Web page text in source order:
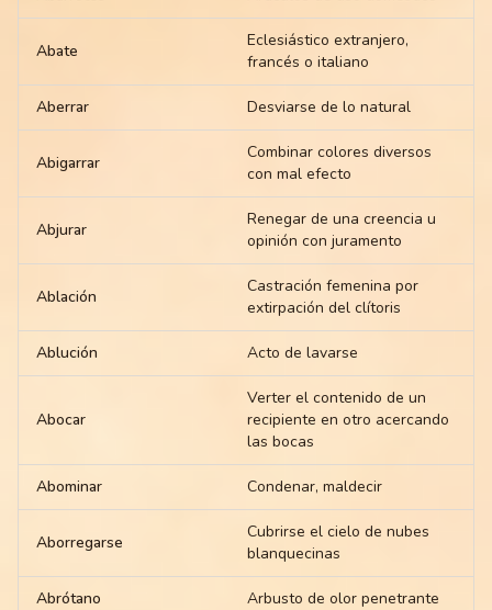
Abate
Eclesiástico extranjero,
francés o italiano
Aberrar Desviarse de lo natural
Abigarrar
Combinar colores diversos
con mal efecto
Abjurar
Renegar de una creencia u
opinión con juramento
Ablación
Castración femenina por
extirpación del clítoris
Ablución Acto de lavarse
Abocar
Verter el contenido de un
recipiente en otro acercando
las bocas
Abominar Condenar, maldecir
Aborregarse
Cubrirse el cielo de nubes
blanquecinas
Abrótano Arbusto de olor penetrante